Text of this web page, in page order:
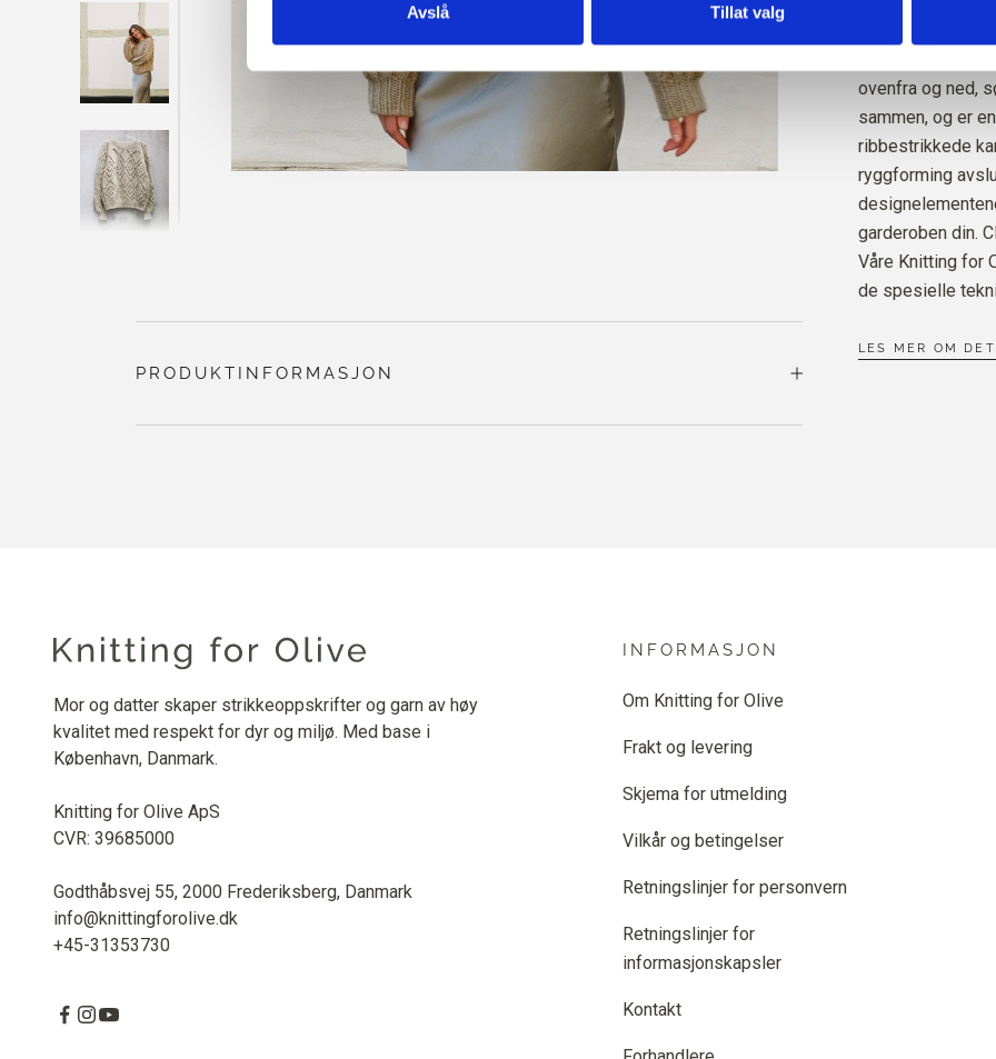
Avslå Tillat valg
SOFT
Clotilde
ovenfra og ned,
sammen, og er
ribbestrikkede
ryggforming
garderoben din.
Våre Knitting for
de spesielle
LES MER OM
PRODUKTINFORMASJON
Mor og datter skaper strikkeoppskrifter og garn av høy
kvalitet med respekt for dyr og miljø. Med base i
København, Danmark.
Knitting for Olive ApS
CVR: 39685000
Godthåbsvej 55, 2000 Frederiksberg, Danmark
info@knittingforolive.dk
+45-31353730
INFORMASJON
Om Knitting for Olive
Frakt og levering
Skjema for utmelding
Vilkår og betingelser
Retningslinjer for personvern
Retningslinjer for
informasjonskapsler
Kontakt